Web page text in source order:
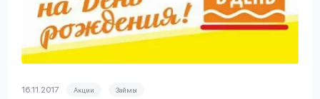
16.11.2017 Акции Займы